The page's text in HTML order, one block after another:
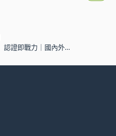
認證即戰力｜國內外